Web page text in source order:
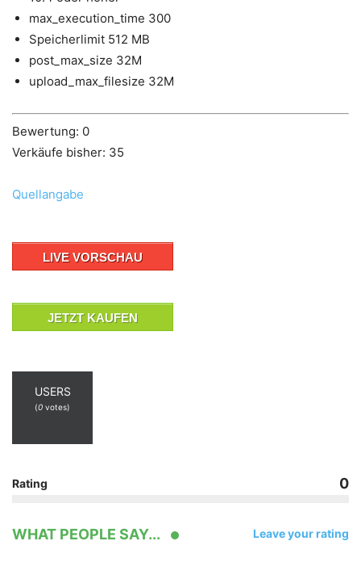
max_execution_time 300
Speicherlimit 512 MB
post_max_size 32M
upload_max_filesize 32M
Bewertung: 0
Verkäufe bisher: 35
Quellangabe
LIVE VORSCHAU
JETZT KAUFEN
USERS
(0 votes)
Rating 0
WHAT PEOPLE SAY... Leave your rating